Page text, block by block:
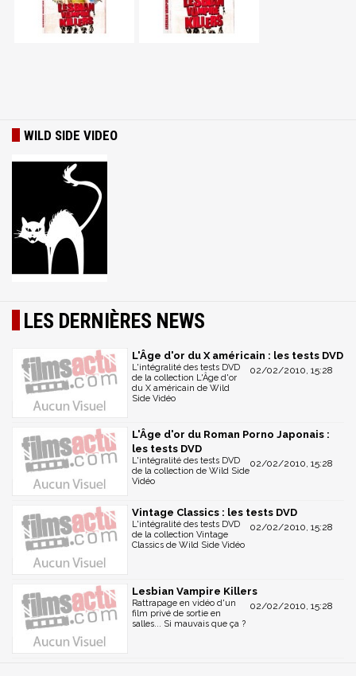
WILD SIDE VIDEO
LES DERNIÈRES NEWS
L'Âge d'or du X américain : les tests DVD
02/02/2010, 15:28
L'intégralité des tests DVD
de la collection L'Âge d'or
du X américain de Wild
Side Vidéo
L'Âge d'or du Roman Porno Japonais :
les tests DVD
02/02/2010, 15:28
L'intégralité des tests DVD
de la collection de Wild Side
Vidéo
Vintage Classics : les tests DVD
02/02/2010, 15:28
L'intégralité des tests DVD
de la collection Vintage
Classics de Wild Side Vidéo
Lesbian Vampire Killers
02/02/2010, 15:28
Rattrapage en vidéo d'un
film privé de sortie en
salles... Si mauvais que ça ?